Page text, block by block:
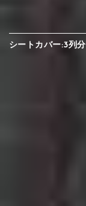
シートカバー:3列分